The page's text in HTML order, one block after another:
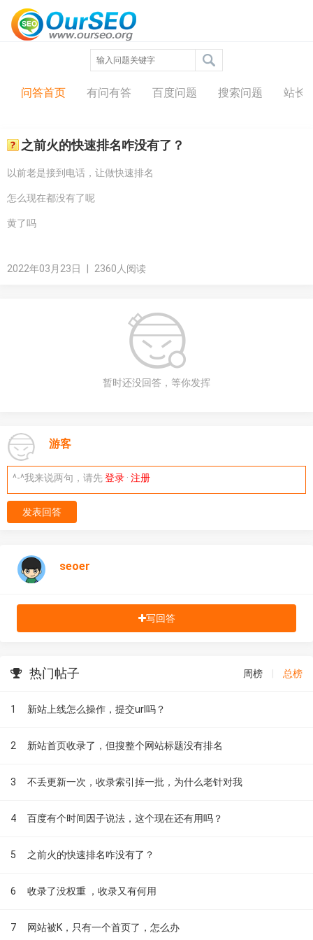
问答中心
问答首页 有问有答 百度问题 搜索问题 站长
之前火的快速排名咋没有了？
以前老是接到电话，让做快速排名
怎么现在都没有了呢
黄了吗
2022年03月23日 2360人阅读
暂时还没回答，等你发挥
游客
^-^我来说两句，请先登录 · 注册
发表回答
seoer
写回答
热门帖子 周榜 总榜
1 新站上线怎么操作，提交url吗？
2 新站首页收录了，但搜整个网站标题没有排名
3 不丢更新一次，收录索引掉一批，为什么老针对我
4 百度有个时间因子说法，这个现在还有用吗？
5 之前火的快速排名咋没有了？
6 收录了没权重 ，收录又有何用
7 网站被K，只有一个首页了，怎么办